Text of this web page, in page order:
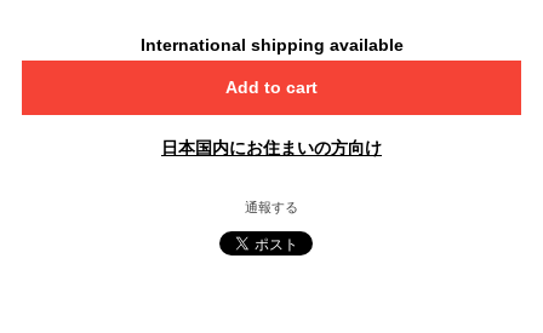
International shipping available
Add to cart
日本国内にお住まいの方向け
通報する